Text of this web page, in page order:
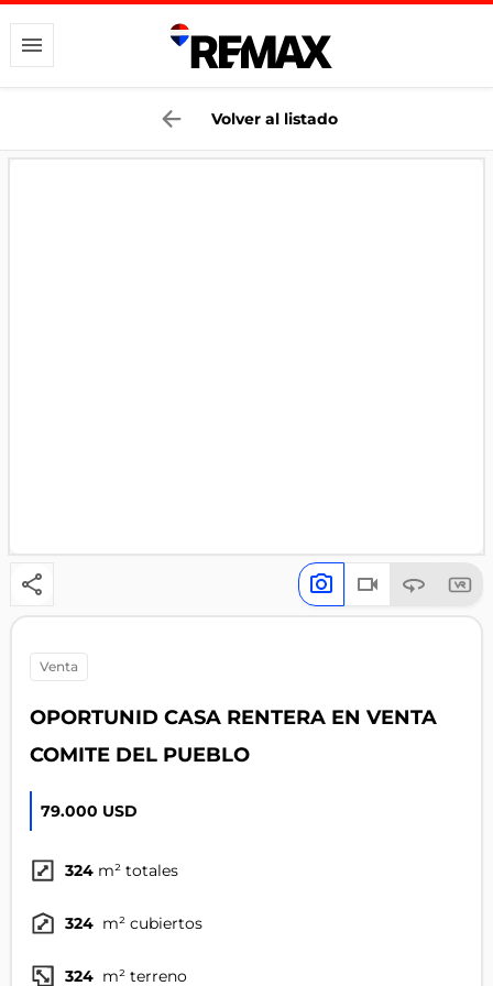
Volver al listado
venta
OPORTUNID CASA RENTERA EN VENTA
COMITE DEL PUEBLO
79.000 USD
324 m² totales
324 m² cubiertos
324 m² terreno